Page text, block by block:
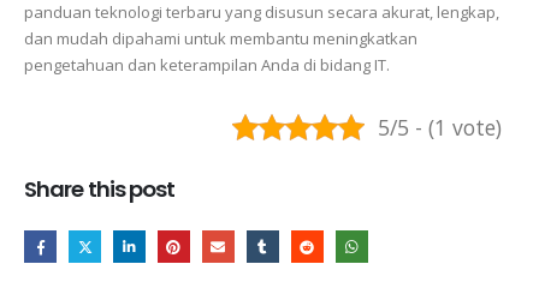
panduan teknologi terbaru yang disusun secara akurat, lengkap,
dan mudah dipahami untuk membantu meningkatkan
pengetahuan dan keterampilan Anda di bidang IT.
5/5 - (1 vote)
Share this post